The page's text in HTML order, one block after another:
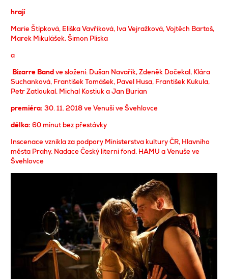
hrají
Marie Štípková, Eliška Vavříková, Iva Vejražková, Vojtěch Bartoš,
Marek Mikulášek, Šimon Pliska
a
Bizarre Bandve složení: Dušan Navařík, Zdeněk Dočekal, Klára
Suchanková, František Tomášek, Pavel Husa, František Kukula,
Petr Zatloukal, Michal Kostiuk a Jan Burian
premiéra: 30. 11. 2018 ve Venuši ve Švehlovce
délka: 60 minut bez přestávky
Inscenace vznikla za podpory Ministerstva kultury ČR, Hlavního
města Prahy, Nadace Český literní fond, HAMU a Venuše ve
Švehlovce